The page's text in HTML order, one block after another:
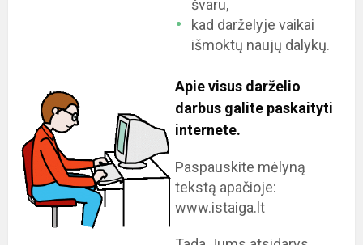
švaru,
kad darželyje vaikai
išmoktų naujų dalykų.
Apie visus darželio
darbus galite paskaityti
internete.
Paspauskite mėlyną
tekstą apačioje:
www.istaiga.lt